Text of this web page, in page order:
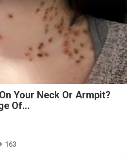
Your Neck Or Armpit?
Of...
163